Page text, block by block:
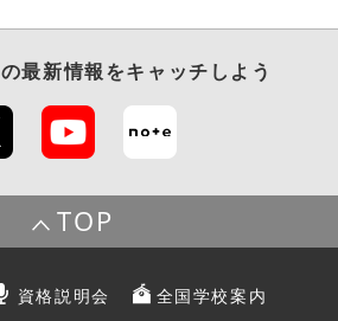
の最新情報をキャッチしよう
TOP
資格説明会 全国学校案内